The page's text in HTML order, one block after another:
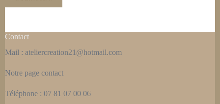
Contact
Mail : ateliercreation21@hotmail.com
Notre page contact
Téléphone : 07 81 07 00 06